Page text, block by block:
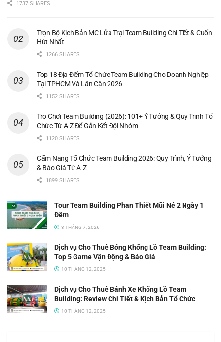
1737 SHARES
Trọn Bộ Kịch Bản MC Lửa Trại Team Building Chi Tiết & Cuốn
Hút Nhất
1266 SHARES
Top 18 Địa Điểm Tổ Chức Team Building Cho Doanh Nghiệp
Tại TPHCM Và Lân Cận 2026
1152 SHARES
Trò Chơi Team Building (2026): 101+ Ý Tưởng & Quy Trình Tổ
Chức Từ A-Z Để Gắn Kết Đội Nhóm
1120 SHARES
Cẩm Nang Tổ Chức Team Building 2026: Quy Trình, Ý Tưởng
& Báo Giá Từ A-Z
1899 SHARES
Tour Team Building Phan Thiết Mũi Né 2 Ngày 1
Đêm
3 THÁNG 7, 2026
Dịch vụ Cho Thuê Bóng Khổng Lồ Team Building:
Top 5 Game Vận Động & Báo Giá
10 THÁNG 12, 2025
Dịch vụ Cho Thuê Bánh Xe Khổng Lồ Team
Building: Review Chi Tiết & Kịch Bản Tổ Chức
10 THÁNG 12, 2025